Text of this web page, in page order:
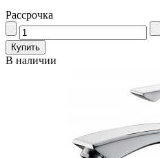
Рассрочка
В наличии